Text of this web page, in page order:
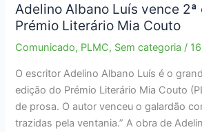
Adelino Albano Luís vence
Prémio Literário Mia Couto
Comunicado, PLMC, Sem categoria /
O escritor Adelino Albano Luís é o
edição do Prémio Literário Mia Couto
de prosa. O autor venceu o galardão
trazidas pela ventania.” A obra de